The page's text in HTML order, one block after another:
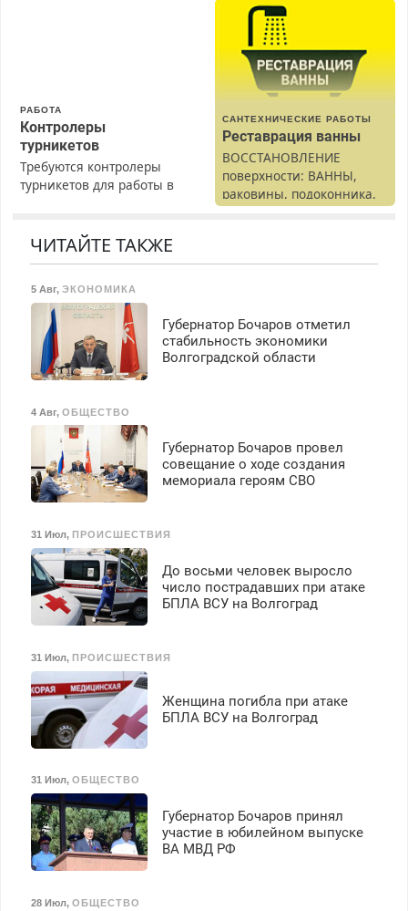
РАБОТА
Контролеры
турникетов
Требуются контролеры
турникетов для работы в
Прием по ТК РФ. График
З/п – до 96000 рублей до
вычета налогов.
Ежемесячно
выплачивается денежная
премия. Возможно
бесплатное обучение,
работа инспектором по
транспортной
безопасности с з/п до
125000 руб.
САНТЕХНИЧЕСКИЕ РАБОТЫ
Реставрация ванны
ВОССТАНОВЛЕНИЕ
поверхности: ВАННЫ,
раковины, подоконника.
ЧИТАЙТЕ ТАКЖЕ
5 Авг, ЭКОНОМИКА
Губернатор Бочаров отметил
стабильность экономики
Волгоградской области
4 Авг, ОБЩЕСТВО
Губернатор Бочаров провел
совещание о ходе создания
мемориала героям СВО
31 Июл, ПРОИСШЕСТВИЯ
До восьми человек выросло
число пострадавших при атаке
БПЛА ВСУ на Волгоград
31 Июл, ПРОИСШЕСТВИЯ
Женщина погибла при атаке
БПЛА ВСУ на Волгоград
31 Июл, ОБЩЕСТВО
Губернатор Бочаров принял
участие в юбилейном выпуске
ВА МВД РФ
28 Июл, ОБЩЕСТВО